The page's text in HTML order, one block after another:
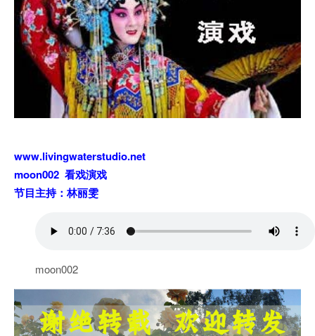
www.livingwaterstudio.net
moon002 看戏演戏
节目主持：林丽雯
moon002